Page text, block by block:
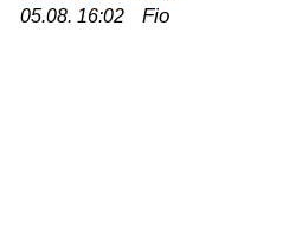
05.08. 16:02 Fio